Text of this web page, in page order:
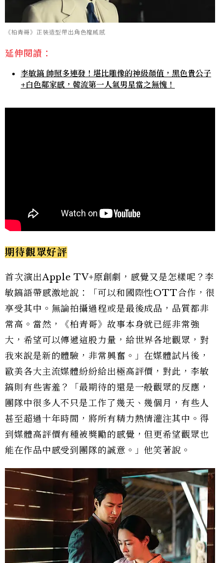
《柏青哥》正裝造型帶出角色權威感
延伸閱讀：
李敏鎬 帥照多連發！堪比雕像的神級顏值，黑色貴公子
+白色鄰家感，韓流第一人氣男星當之無愧！
期待觀眾好評
首次演出Apple TV+原創劇，感覺又是怎樣呢？李
敏鎬語帶感激地說：「可以和國際性OTT合作，很
享受其中。無論拍攝過程或是最後成品，品質都非
常高。當然，《柏青哥》故事本身就已經非常強
大，希望可以傳遞這股力量，給世界各地觀眾，對
我來說是新的體驗，非常興奮。」在媒體試片後，
歐美各大主流媒體紛紛給出極高評價，對此，李敏
鎬則有些害羞？「最期待的還是一般觀眾的反應，
團隊中很多人不只是工作了幾天、幾個月，有些人
甚至超過十年時間，將所有精力熱情灌注其中。得
到媒體高評價有種被獎勵的感覺，但更希望觀眾也
能在作品中感受到團隊的誠意。」他笑著說。